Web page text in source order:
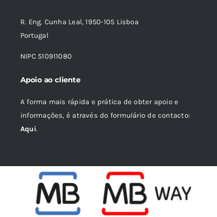
R. Eng. Cunha Leal, 1950-105 Lisboa
Portugal
NIPC 510911080
Apoio ao cliente
A forma mais rápida e prática de obter apoio e
informações, é através do formulário de contacto:
Aqui.